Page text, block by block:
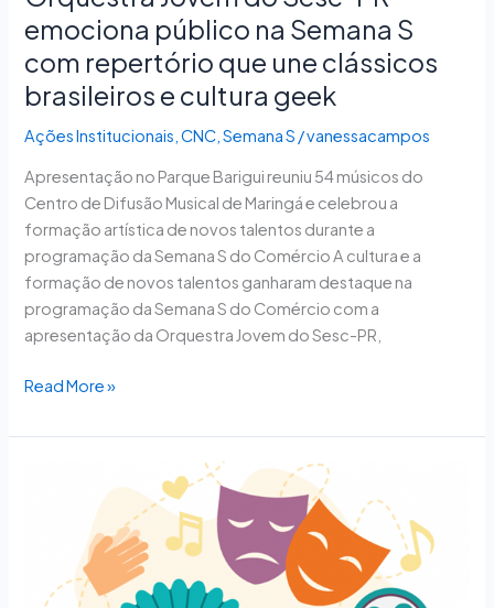
emociona público na Semana S
com repertório que une clássicos
brasileiros e cultura geek
Ações Institucionais,CNC,Semana S /vanessacampos
Apresentação no Parque Barigui reuniu 54 músicos do
Centro de Difusão Musical de Maringá e celebrou a
formação artística de novos talentos durante a
programação da Semana S do Comércio A cultura e a
formação de novos talentos ganharam destaque na
programação da Semana S do Comércio com a
apresentação da Orquestra Jovem do Sesc-PR,
repertório
que
une
clássicos
e
cultura
geek
Read More »
reconhece